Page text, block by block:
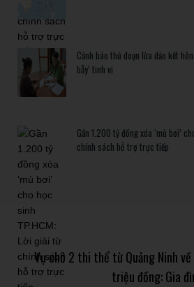
Cảnh báo thủ đoạn lừa đảo kết
bẫy’ tinh vi
Gần 1.200 tỷ đồng xóa ‘mù bơi’
chính sách hỗ trợ trực tiếp
Vụ chở 2 thi thể từ Quảng Ninh
triệu đồng: Gia